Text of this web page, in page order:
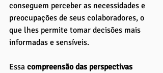
conseguem perceber as necessidades e
preocupações de seus colaboradores, o
que lhes permite tomar decisões mais
informadas e sensíveis.
Essa compreensão das perspectivas